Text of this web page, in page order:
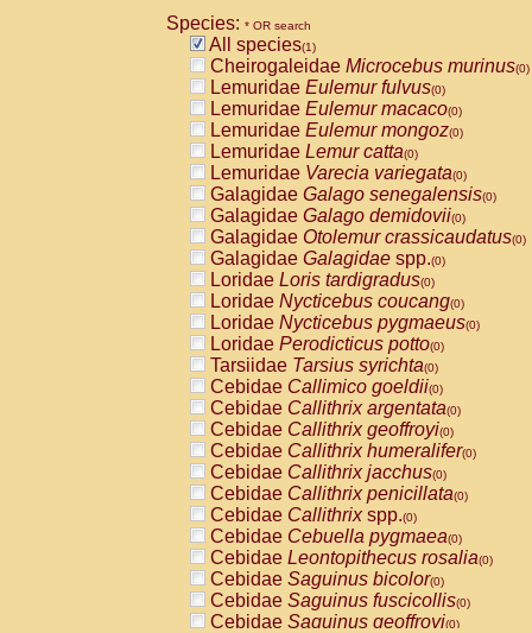
Species: * OR search
All species(1)
Cheirogaleidae Microcebus murinus(0)
Lemuridae Eulemur fulvus(0)
Lemuridae Eulemur macaco(0)
Lemuridae Eulemur mongoz(0)
Lemuridae Lemur catta(0)
Lemuridae Varecia variegata(0)
Galagidae Galago senegalensis(0)
Galagidae Galago demidovii(0)
Galagidae Otolemur crassicaudatus(0)
Galagidae Galagidae spp.(0)
Loridae Loris tardigradus(0)
Loridae Nycticebus coucang(0)
Loridae Nycticebus pygmaeus(0)
Loridae Perodicticus potto(0)
Tarsiidae Tarsius syrichta(0)
Cebidae Callimico goeldii(0)
Cebidae Callithrix argentata(0)
Cebidae Callithrix geoffroyi(0)
Cebidae Callithrix humeralifer(0)
Cebidae Callithrix jacchus(0)
Cebidae Callithrix penicillata(0)
Cebidae Callithrixspp.(0)
Cebidae Cebuella pygmaea(0)
Cebidae Leontopithecus rosalia(0)
Cebidae Saguinus bicolor(0)
Cebidae Saguinus fuscicollis(0)
Cebidae Saguinus geoffroyi(0)